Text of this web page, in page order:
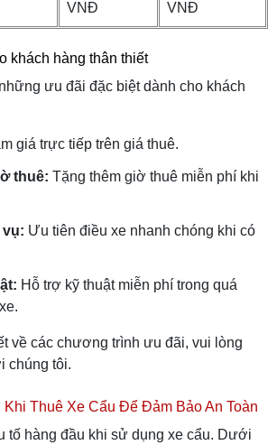
VNĐ
VNĐ
khách hàng thân thiết
ưu đãi đặc biệt dành cho khách
giá trực tiếp trên giá thuê.
thuê: Tặng thêm giờ thuê miễn phí khi
vụ: Ưu tiên điều xe nhanh chóng khi có
Hỗ trợ kỹ thuật miễn phí trong quá
về các chương trình ưu đãi, vui lòng
chúng tôi.
Khi Thuê Xe Cẩu Để Đảm Bảo An Toàn
tố hàng đầu khi sử dụng xe cẩu. Dưới